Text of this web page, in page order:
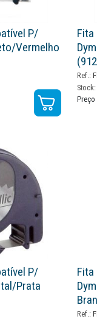
P/
vermelho
Fita
Ref.:
Stock:
P/
prata
Fita
Ref.: